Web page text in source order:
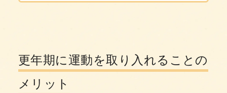
更年期に運動を取り入れることの
メリット